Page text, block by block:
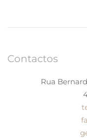
Contactos
Rua